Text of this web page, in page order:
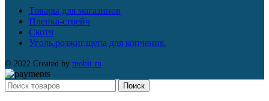
Товары для магазинов
Пленка-стрейч
Скотч
Уголь,розжиг,щепа для копчения.
© 2022 Created by mobit.ru
Поиск